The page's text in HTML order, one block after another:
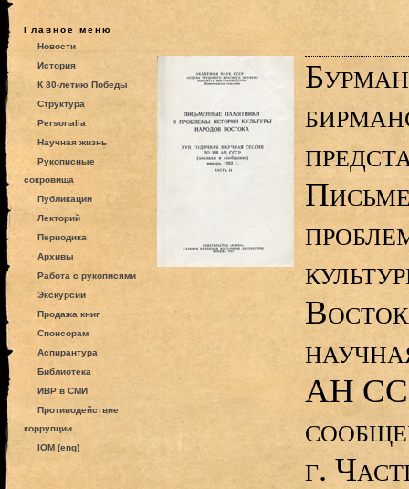
Главное меню
Новости
История
К 80-летию Победы
Структура
Personalia
Научная жизнь
Рукописные
сокровища
Публикации
Лекторий
Периодика
Архивы
Работа с рукописями
Экскурсии
Продажа книг
Спонсорам
Аспирантура
Библиотека
ИВР в СМИ
Противодействие
коррупции
IOM (eng)
АН
г.